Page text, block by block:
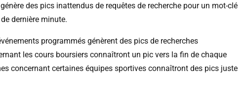
des pics inattendus de requêtes de recherche pour un mot-clé
dernière minute.
programmés génèrent des pics de recherches
les cours boursiers connaîtront un pic vers la fin de chaque
concernant certaines équipes sportives connaîtront des pics juste